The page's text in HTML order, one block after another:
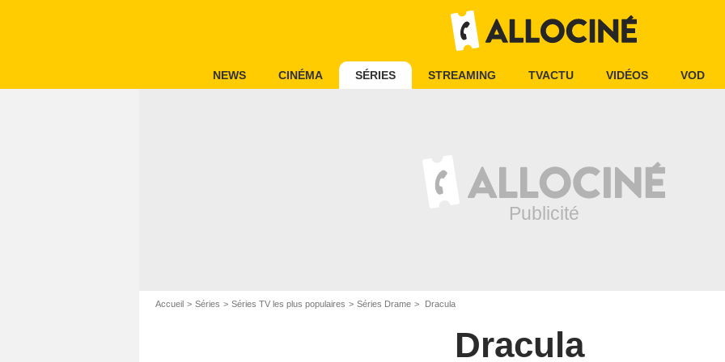
NEWS CINÉMA SÉRIES STREAMING TVACTU VIDÉOS VOD
Accueil Séries Séries TV les plus populaires Séries Drame Dracula
Dracula